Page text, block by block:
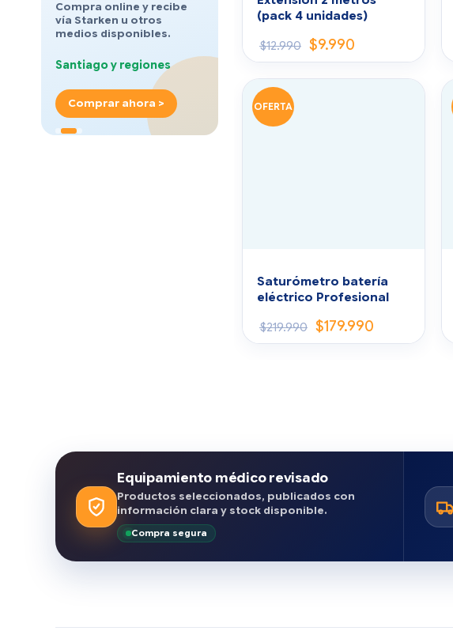
Compra online y recibe
vía Starken u otros
medios disponibles.
Santiago y regiones
Comprar ahora >
(pack 4 unidades)
$12.990 $9.990
OFERTA
Saturómetro batería
eléctrico Profesional
$219.990 $179.990
Equipamiento médico revisado
Productos seleccionados, publicados con
información clara y stock disponible.
Compra segura